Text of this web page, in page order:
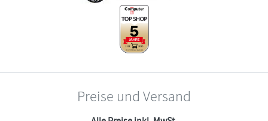
Preise und Versand